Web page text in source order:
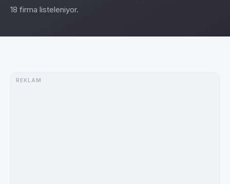
18 firma listeleniyor.